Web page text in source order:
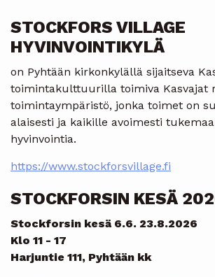
STOCKFORS VILLAGE
HYVINVOINTIKYLÄ
on Pyhtään kirkonkylällä sijaitseva
toimintakulttuurilla toimiva Kasvajat
toimintaympäristö, jonka toimet on
alaisesti ja kaikille avoimesti
hyvinvointia.
https://www.stockforsvillage.fi
STOCKFORSIN KESÄ
Stockforsin kesä 6.6. 23.8.2026
Klo 11 - 17
Harjuntie 111, Pyhtään kk